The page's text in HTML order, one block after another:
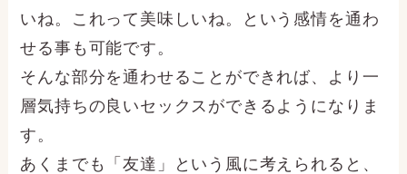
いね。これって美味しいね。という感情を通わ
せる事も可能です。
そんな部分を通わせることができれば、より一
層気持ちの良いセックスができるようになりま
す。
あくまでも「友達」という風に考えられると、